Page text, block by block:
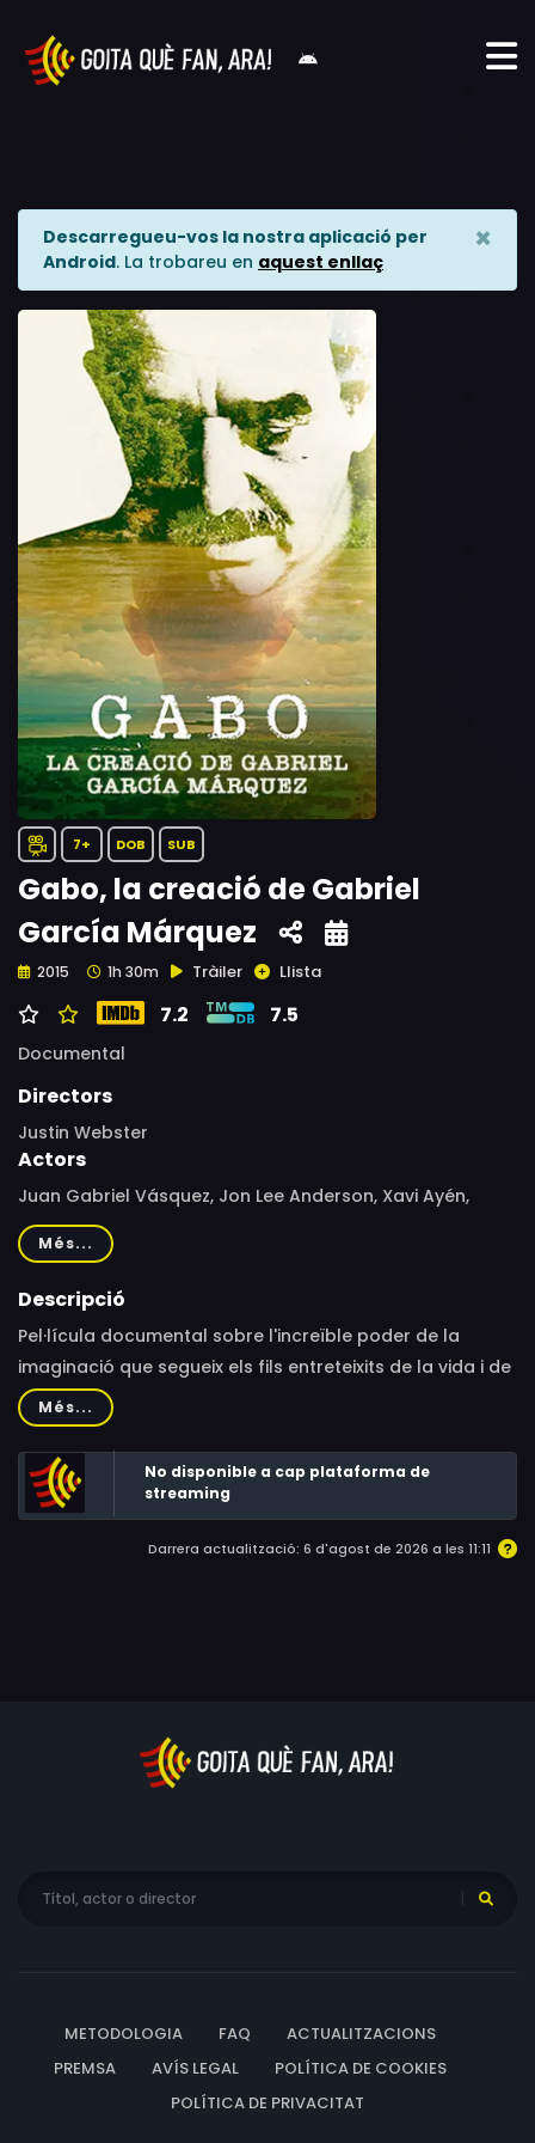
Descarregueu-vos la nostra aplicació per
Android. La trobareu en aquest enllaç
×
7+ DOB SUB
Gabo, la creació de Gabriel
García Márquez
2015 1h 30m Tràiler Llista
7.2 7.5
Documental
Directors
Justin Webster
Actors
Juan Gabriel Vásquez, Jon Lee Anderson, Xavi Ayén,
Carmen Balcells, Bill Clinton
Més...
Descripció
Pel·lícula documental sobre l'increïble poder de la
imaginació que segueix els fils entreteixits de la vida i de
les obres de Gabriel García Márquez amb la tensió
narrativa d'una investigació.
Més...
No disponible a cap plataforma de
streaming
Darrera actualització: 6 d'agost de 2026 a les 11:11
METODOLOGIA FAQ
ACTUALITZACIONS
PREMSA
AVÍS LEGAL
POLÍTICA DE COOKIES
POLÍTICA DE PRIVACITAT